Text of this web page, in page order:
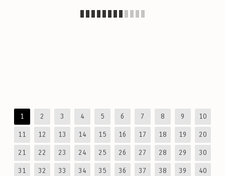
1 2 3 4 5 6 7 8 9 10
11 12 13 14 15 16 17 18 19 20
21 22 23 24 25 26 27 28 29 30
31 32 33 34 35 36 37 38 39 40